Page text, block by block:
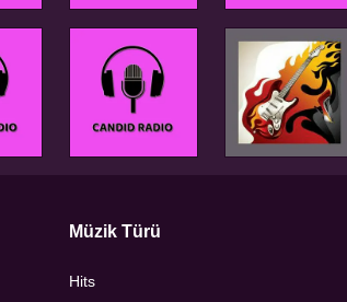
Müzik Türü
Hits